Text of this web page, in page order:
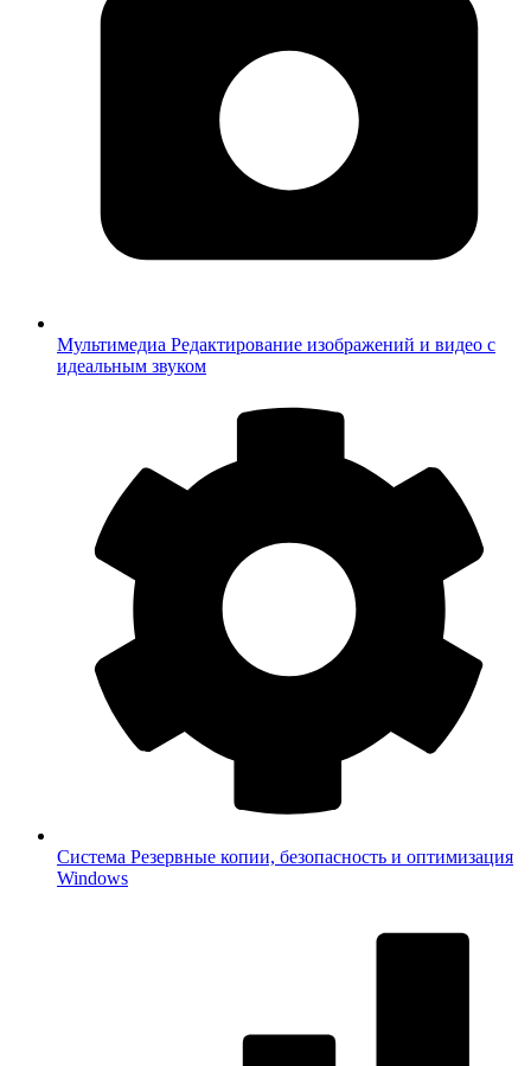
Мультимедиа Редактирование изображений и видео с
идеальным звуком
Система Резервные копии, безопасность и оптимизация
Windows